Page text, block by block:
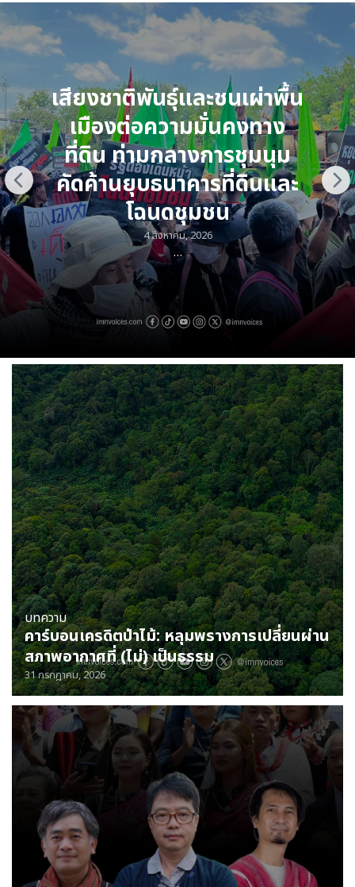
Skip
to
content
Search
เสียงชาติพันธุ์และชนเผ่าพื้น
เมืองต่อความมั่นคงทาง
ที่ดิน ท่ามกลางการชุมนุม
คัดค้านยุบธนาคารที่ดินและ
โฉนดชุมชน
4 สิงหาคม, 2026
…
บทความ
คาร์บอนเครดิตป่าไม้: หลุมพรางการเปลี่ยนผ่าน
สภาพอากาศที่ (ไม่) เป็นธรรม
31 กรกฎาคม, 2026